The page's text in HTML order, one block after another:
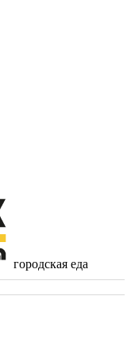
городская еда